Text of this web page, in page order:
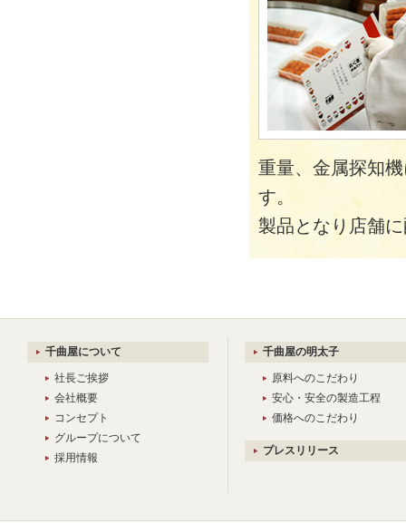
重量、金属探知
す。
製品となり店舗
千曲屋について
社長ご挨拶
会社概要
コンセプト
グループについて
採用情報
千曲屋の明太子
原料へのこだわり
安心・安全の製造工程
価格へのこだわり
プレスリリース